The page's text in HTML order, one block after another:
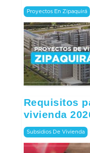
Proyectos En Zipaquirá
Requisitos
vivienda
Subsidios De Vivienda